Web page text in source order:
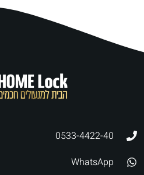
0533-4422-40
WhatsApp